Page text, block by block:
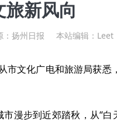
旅新风向
扬州日报 本站编辑：Leet
市文化广电和旅游局获
市漫步到近郊踏秋，从“